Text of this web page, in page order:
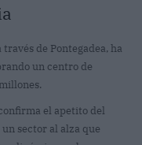
de Pontegadea, ha
un centro de
el apetito del
sector al alza que